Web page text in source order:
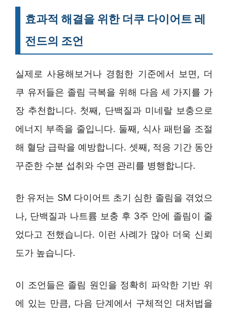
효과적 해결을 위한 더쿠 다이어트 레
전드의 조언
실제로 사용해보거나 경험한 기준에서 보면, 더
쿠 유저들은 졸림 극복을 위해 다음 세 가지를 가
장 추천합니다. 첫째, 단백질과 미네랄 보충으로
에너지 부족을 줄입니다. 둘째, 식사 패턴을 조절
해 혈당 급락을 예방합니다. 셋째, 적응 기간 동안
꾸준한 수분 섭취와 수면 관리를 병행합니다.
한 유저는 SM 다이어트 초기 심한 졸림을 겪었으
나, 단백질과 나트륨 보충 후 3주 안에 졸림이 줄
었다고 전했습니다. 이런 사례가 많아 더욱 신뢰
도가 높습니다.
이 조언들은 졸림 원인을 정확히 파악한 기반 위
에 있는 만큼, 다음 단계에서 구체적인 대처법을